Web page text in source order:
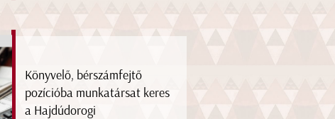
Könyvelő, bérszámfejtő
pozícióba munkatársat keres
a Hajdúdorogi